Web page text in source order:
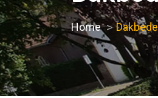
Home